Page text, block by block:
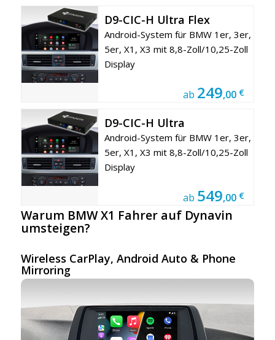
D9-CIC-H Ultra Flex
Android-System für BMW 1er, 3er,
5er, X1, X3 mit 8,8-Zoll/10,25-Zoll
Display
ab 249,00 €
D9-CIC-H Ultra
Android-System für BMW 1er, 3er,
5er, X1, X3 mit 8,8-Zoll/10,25-Zoll
Display
ab 549,00 €
Warum BMW X1 Fahrer auf Dynavin
umsteigen?
Wireless CarPlay, Android Auto & Phone
Mirroring